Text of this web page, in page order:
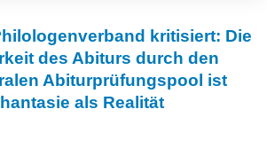
kritisiert: Die
des Abiturs durch den
Abiturprüfungspool ist
als Realität